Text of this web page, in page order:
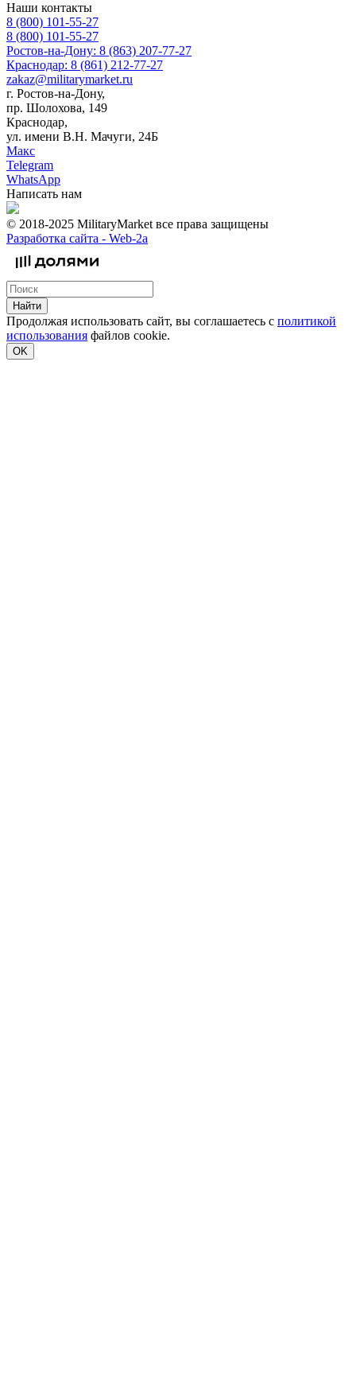
Наши контакты
8 (800) 101-55-27
8 (800) 101-55-27
Ростов-на-Дону: 8 (863) 207-77-27
Краснодар: 8 (861) 212-77-27
zakaz@militarymarket.ru
г. Ростов-на-Дону,
пр. Шолохова, 149
Краснодар,
ул. имени В.Н. Мачуги, 24Б
Макс
Telegram
WhatsApp
Написать нам
© 2018-2025 MilitaryMarket все права защищены
Разработка сайта - Web-2a
Найти
Продолжая использовать сайт, вы соглашаетесь с политикой
использования файлов cookie.
OK